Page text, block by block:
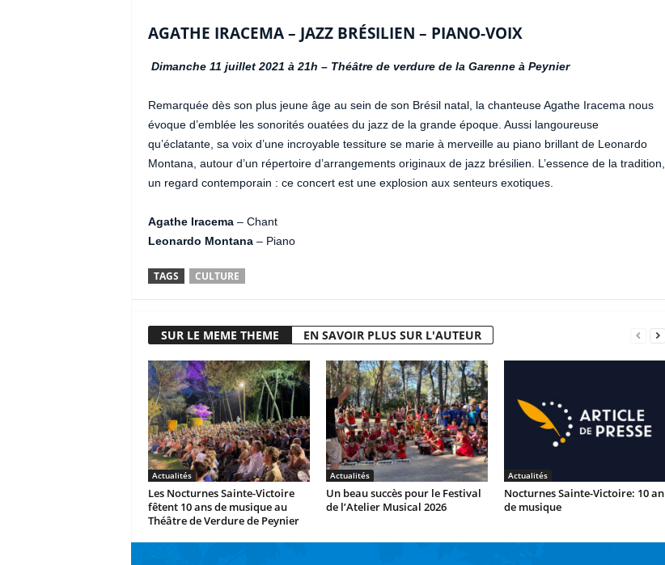
AGATHE IRACEMA – JAZZ BRÉSILIEN – PIANO-VOIX
Dimanche 11 juillet 2021 à 21h – Théâtre de verdure de la Garenne à Peynier
Remarquée dès son plus jeune âge au sein de son Brésil natal, la chanteuse Agathe Iracema nous
évoque d’emblée les sonorités ouatées du jazz de la grande époque. Aussi langoureuse
qu’éclatante, sa voix d’une incroyable tessiture se marie à merveille au piano brillant de Leonardo
Montana, autour d’un répertoire d’arrangements originaux de jazz brésilien. L’essence de la tradition,
un regard contemporain : ce concert est une explosion aux senteurs exotiques.
Agathe Iracema– Chant
Leonardo Montana– Piano
TAGS CULTURE
SUR LE MEME THEME EN SAVOIR PLUS SUR L'AUTEUR
Actualités
Les Nocturnes Sainte-Victoire
fêtent 10 ans de musique au
Théâtre de Verdure de Peynier
Actualités
Un beau succès pour le Festival
de l’Atelier Musical 2026
Actualités
Nocturnes Sainte-Victoire: 10 an
de musique